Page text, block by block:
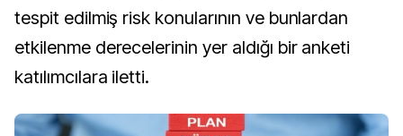
tespit edilmiş risk konularının ve bunlardan
etkilenme derecelerinin yer aldığı bir anketi
katılımcılara iletti.